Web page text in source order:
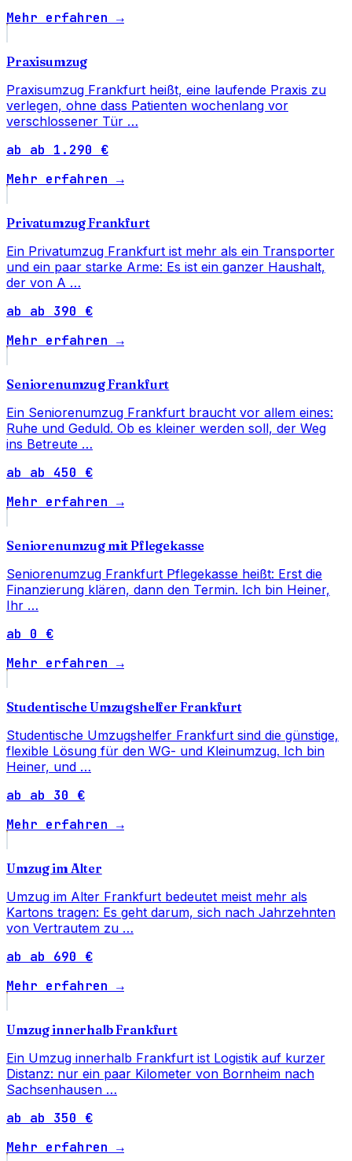
Mehr erfahren →
Praxisumzug
Praxisumzug Frankfurt heißt, eine laufende Praxis zu
verlegen, ohne dass Patienten wochenlang vor
verschlossener Tür …
ab ab 1.290 €
Mehr erfahren →
Privatumzug Frankfurt
Ein Privatumzug Frankfurt ist mehr als ein Transporter
und ein paar starke Arme: Es ist ein ganzer Haushalt,
der von A …
ab ab 390 €
Mehr erfahren →
Seniorenumzug Frankfurt
Ein Seniorenumzug Frankfurt braucht vor allem eines:
Ruhe und Geduld. Ob es kleiner werden soll, der Weg
ins Betreute …
ab ab 450 €
Mehr erfahren →
Seniorenumzug mit Pflegekasse
Seniorenumzug Frankfurt Pflegekasse heißt: Erst die
Finanzierung klären, dann den Termin. Ich bin Heiner,
Ihr …
ab 0 €
Mehr erfahren →
Studentische Umzugshelfer Frankfurt
Studentische Umzugshelfer Frankfurt sind die günstige,
flexible Lösung für den WG- und Kleinumzug. Ich bin
Heiner, und …
ab ab 30 €
Mehr erfahren →
Umzug im Alter
Umzug im Alter Frankfurt bedeutet meist mehr als
Kartons tragen: Es geht darum, sich nach Jahrzehnten
von Vertrautem zu …
ab ab 690 €
Mehr erfahren →
Umzug innerhalb Frankfurt
Ein Umzug innerhalb Frankfurt ist Logistik auf kurzer
Distanz: nur ein paar Kilometer von Bornheim nach
Sachsenhausen …
ab ab 350 €
Mehr erfahren →